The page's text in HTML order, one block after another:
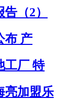
（2）
布 产
工厂 特
亮加盟乐